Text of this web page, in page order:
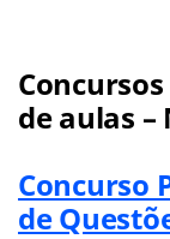
de aulas
Concurso
de